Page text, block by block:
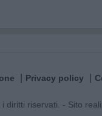
Privacy policy
i diritti riservati. - Sito